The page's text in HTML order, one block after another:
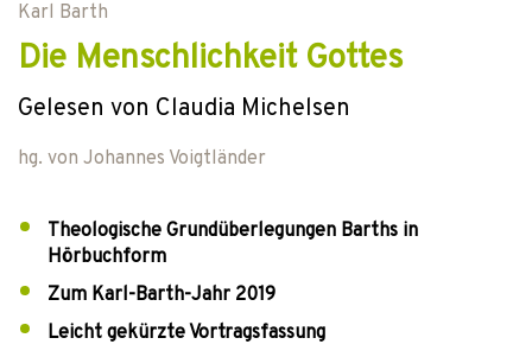
Karl Barth
Die Menschlichkeit Gottes
Gelesen von Claudia Michelsen
hg. von Johannes Voigtländer
Theologische Grundüberlegungen Barths in
Hörbuchform
Zum Karl-Barth-Jahr 2019
Leicht gekürzte Vortragsfassung